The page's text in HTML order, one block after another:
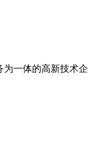
为一体的高新技术企